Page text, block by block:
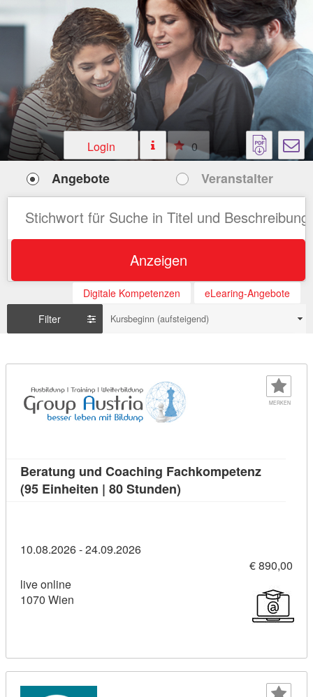
Login 0
Angebote Veranstalter
Anzeigen
Digitale Kompetenzen
eLearing-Angebote
Filter
Kursbeginn (aufsteigend)
MERKEN
Beratung und Coaching Fachkompetenz
(95 Einheiten | 80 Stunden)
10.08.2026 - 24.09.2026
€ 890,00
live online
1070 Wien